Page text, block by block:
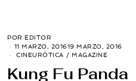
POR EDITOR
11 MARZO, 201619 MARZO, 2016
CINEURÓTICA / MAGAZINE
Kung Fu Panda